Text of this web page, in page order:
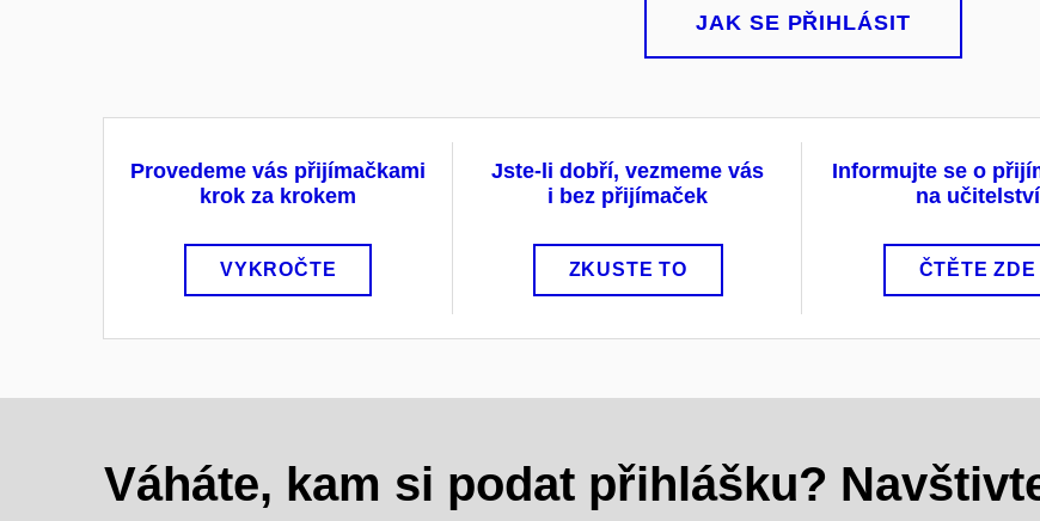
JAK SE PŘIHLÁSIT
Provedeme vás přijímačkami
krok za krokem
VYKROČTE
Jste-li dobří, vezmeme vás
i bez přijímaček
ZKUSTE TO
Informujte se o
na učitelství
ČTĚTE ZDE
Váháte, kam si podat přihlášku?